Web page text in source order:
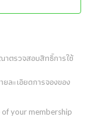
าตรวจสอบสิทธิ์การใช้
ละเอียดการจองของ
your membership